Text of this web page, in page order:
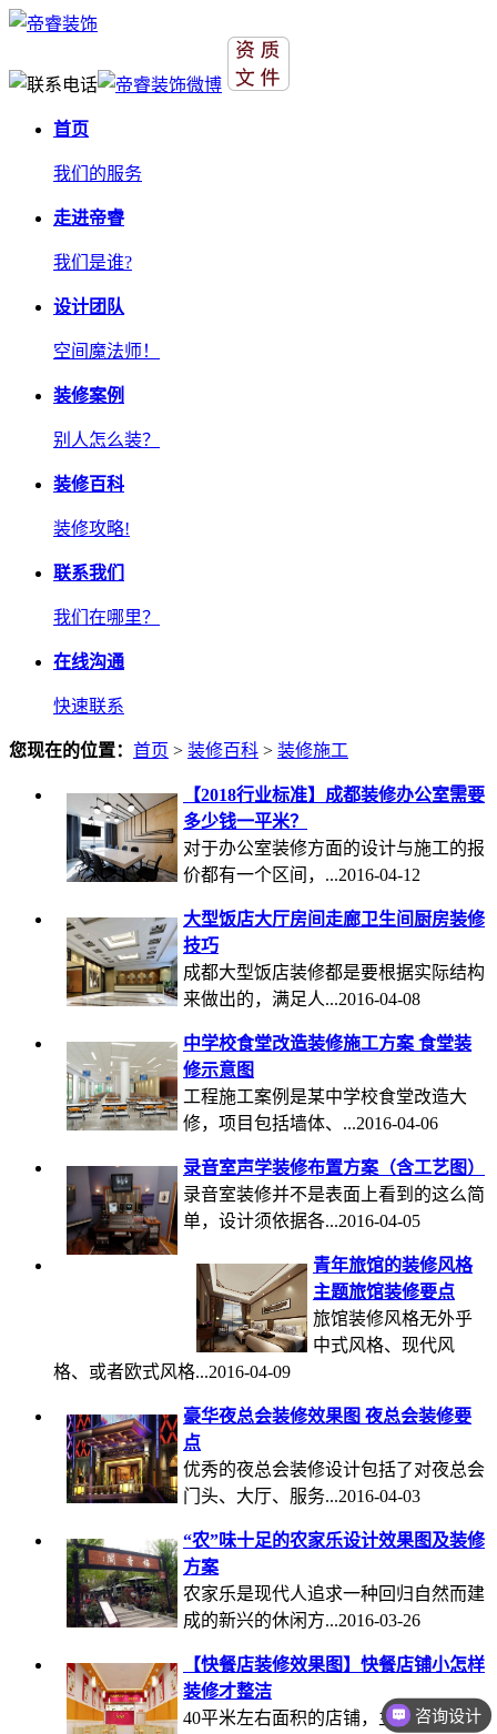
首页
我们的服务
走进帝睿
我们是谁?
设计团队
空间魔法师！
装修案例
别人怎么装？
装修百科
装修攻略!
联系我们
我们在哪里？
在线沟通
快速联系
您现在的位置： 首页 > 装修百科 > 装修施工
【2018行业标准】成都装修办公室需要
多少钱一平米？
对于办公室装修方面的设计与施工的报
价都有一个区间，...2016-04-12
大型饭店大厅房间走廊卫生间厨房装修
技巧
成都大型饭店装修都是要根据实际结构
来做出的，满足人...2016-04-08
中学校食堂改造装修施工方案 食堂装
修示意图
工程施工案例是某中学校食堂改造大
修，项目包括墙体、...2016-04-06
录音室声学装修布置方案（含工艺图）
录音室装修并不是表面上看到的这么简
单，设计须依据各...2016-04-05
青年旅馆的装修风格
主题旅馆装修要点
旅馆装修风格无外乎
中式风格、现代风
格、或者欧式风格...2016-04-09
豪华夜总会装修效果图 夜总会装修要
点
优秀的夜总会装修设计包括了对夜总会
门头、大厅、服务...2016-04-03
“农”味十足的农家乐设计效果图及装修
方案
农家乐是现代人追求一种回归自然而建
成的新兴的休闲方...2016-03-26
【快餐店装修效果图】快餐店铺小怎样
装修才整洁
40平米左右面积的店铺，主营快餐，这
咨询设计